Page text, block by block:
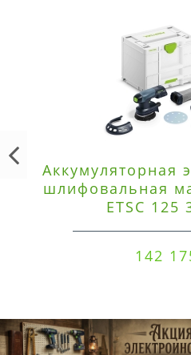
Аккумуляторная
шлифовальная
ETSC 125
142